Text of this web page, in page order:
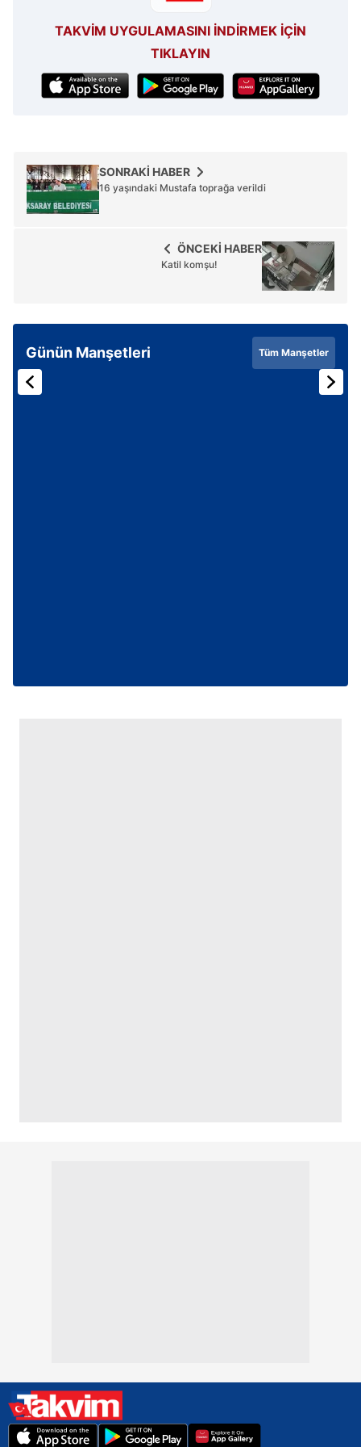
reklam/pazarlama faaliyetlerinin yapılması, amaçlarıyla
sınırlı olarak açık rızanız dahilinde kullanılacaktır.
vasıtasıyla belirleyebilirsiniz. Çerezlere ilişkin detaylı bilgi
için Ayarlar butonuna tıklayabilir,Çerez Bilgilendirme
hazırlanmış Aydınlatma Metnimizi okumak ve sitemizde
ilgili mevzuata uygun olarak kullanılan çerezlerle ilgili bilgi
almak için lütfen
TAKVİM UYGULAMASINI İNDİRMEK İÇİN
TIKLAYIN
SONRAKİ HABER
16 yaşındaki Mustafa toprağa verildi
ÖNCEKİ HABER
Katil komşu!
Günün Manşetleri Tüm Manşetler